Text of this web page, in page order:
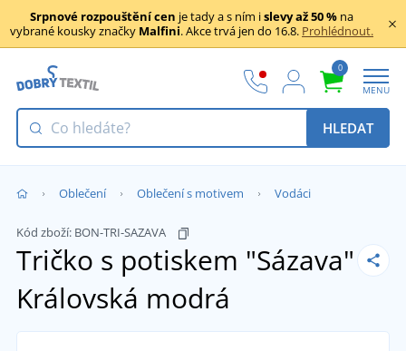
Srpnové rozpouštění cen je tady a s ním islevy až 50 % na
vybrané kousky značky Malfini. Akce trvá jen do 16.8. Prohlédnout.
0
MENU
HLEDAT
Oblečení Oblečení s motivem Vodáci
Kód zboží: BON-TRI-SAZAVA
Tričko s potiskem "Sázava"
Královská modrá